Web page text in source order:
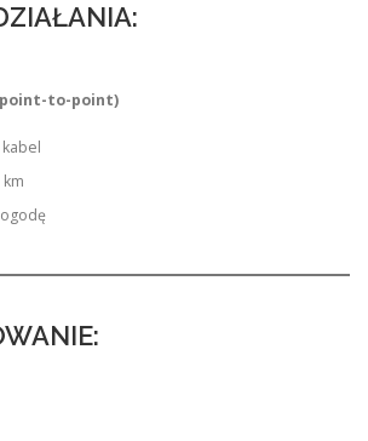
to-point)